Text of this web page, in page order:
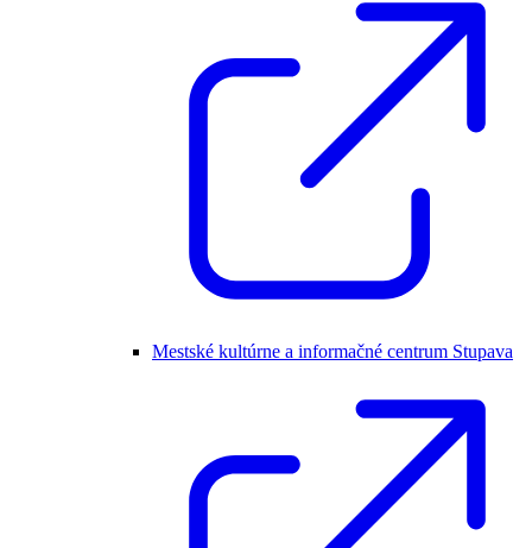
Mestské kultúrne a informačné centrum Stupava